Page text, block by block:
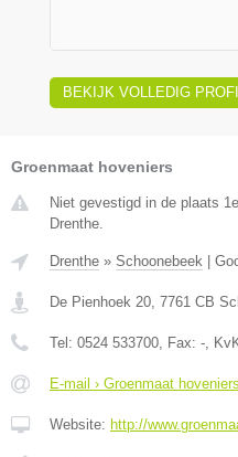
BEKIJK VOLLEDIG
Groenmaat hoveniers
Niet gevestigd in de plaats
Drenthe.
Drenthe » Schoonebeek
De Pienhoek 20, 7761 CB
Tel: 0524 533700, Fax: -,
E-mail › Groenmaat hoveniers
Website: http://